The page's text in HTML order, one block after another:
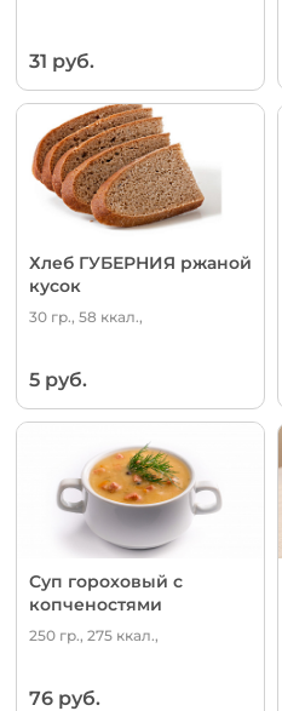
31 руб.
Хлеб ГУБЕРНИЯ ржаной
кусок
30 гр., 58 ккал.,
5 руб.
Суп гороховый с
копченостями
250 гр., 275 ккал.,
76 руб.